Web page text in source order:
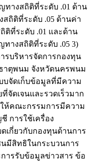
ทางสถิติที่ระดับ .01 ด้าน
ถิติที่ระดับ .05 ด้านค่า
ติที่ระดับ .01 และด้าน
ทางสถิติที่ระดับ .05 3)
รบริหารจัดการกองทุน
าตุพนม จังหวัดนครพนม
บจัดเก็บข้อมูลที่มีความ
จัดเจนและรวดเร็วมาก
ห้คณะกรรมการมีความ
การใช้เครื่อง
เกี่ยวกับกองทุนด้านการ
มีสิทธิในกระบวนการ
ารรับข้อมูลข่าวสาร ข้อ